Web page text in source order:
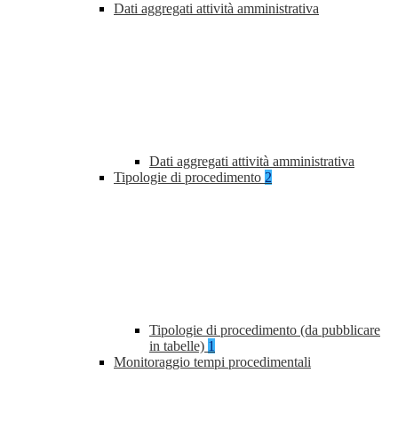
Dati aggregati attività amministrativa
Dati aggregati attività amministrativa
Tipologie di procedimento 2
Tipologie di procedimento (da pubblicare
in tabelle) 1
Monitoraggio tempi procedimentali